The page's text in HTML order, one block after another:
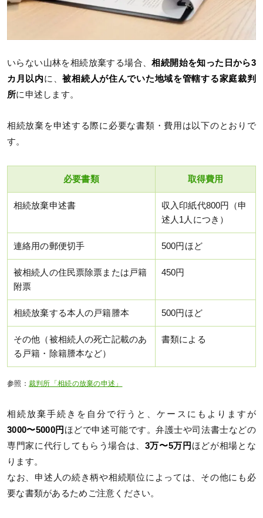
いらない山林を相続放棄する場合、相続開始を知った日から3
カ月以内に、被相続人が住んでいた地域を管轄する家庭裁判
所に申述します。
相続放棄を申述する際に必要な書類・費用は以下のとおりで
す。
必要書類 取得費用
相続放棄申述書
収入印紙代800円（申
述人1人につき）
連絡用の郵便切手 500円ほど
被相続人の住民票除票または戸籍
附票
450円
相続放棄する本人の戸籍謄本 500円ほど
その他（被相続人の死亡記載のあ
る戸籍・除籍謄本など）
書類による
参照： 裁判所「相続の放棄の申述」
相続放棄手続きを自分で行うと、ケースにもよりますが
3000〜5000円ほどで申述可能です。弁護士や司法書士などの
専門家に代行してもらう場合は、 3万〜5万円ほどが相場とな
ります。
なお、申述人の続き柄や相続順位によっては、その他にも必
要な書類があるためご注意ください。